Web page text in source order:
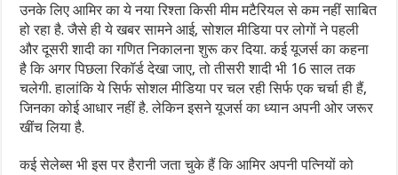
उनके लिए आमिर का ये नया रिश्ता किसी मीम मटैरियल से कम नहीं साबित
हो रहा है. जैसे ही ये खबर सामने आई, सोशल मीडिया पर लोगों ने पहली
और दूसरी शादी का गणित निकालना शुरू कर दिया. कई यूजर्स का कहना
है कि अगर पिछला रिकॉर्ड देखा जाए, तो तीसरी शादी भी 16 साल तक
चलेगी. हालांकि ये सिर्फ सोशल मीडिया पर चल रही सिर्फ एक चर्चा ही हैं,
जिनका कोई आधार नहीं है. लेकिन इसने यूजर्स का ध्यान अपनी ओर जरूर
खींच लिया है.
कई सेलेब्स भी इस पर हैरानी जता चुके हैं कि आमिर अपनी पत्नियों को